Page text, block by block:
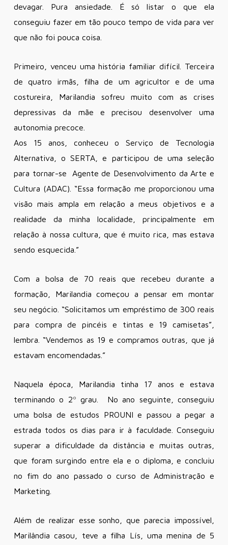
devagar. Pura ansiedade. É só listar o que ela
conseguiu fazer em tão pouco tempo de vida para ver
que não foi pouca coisa.
Primeiro, venceu uma história familiar difícil. Terceira
de quatro irmãs, filha de um agricultor e de uma
costureira, Marilandia sofreu muito com as crises
depressivas da mãe e precisou desenvolver uma
autonomia precoce.
Aos 15 anos, conheceu o Serviço de Tecnologia
Alternativa, o SERTA, e participou de uma seleção
para tornar-se Agente de Desenvolvimento da Arte e
Cultura (ADAC). “Essa formação me proporcionou uma
visão mais ampla em relação a meus objetivos e a
realidade da minha localidade, principalmente em
relação à nossa cultura, que é muito rica, mas estava
sendo esquecida.”
Com a bolsa de 70 reais que recebeu durante a
formação, Marilandia começou a pensar em montar
seu negócio. “Solicitamos um empréstimo de 300 reais
para compra de pincéis e tintas e 19 camisetas”,
lembra. “Vendemos as 19 e compramos outras, que já
estavam encomendadas.”
Naquela época, Marilandia tinha 17 anos e estava
terminando o 2º grau. No ano seguinte, conseguiu
uma bolsa de estudos PROUNI e passou a pegar a
estrada todos os dias para ir à faculdade. Conseguiu
superar a dificuldade da distância e muitas outras,
que foram surgindo entre ela e o diploma, e concluiu
no fim do ano passado o curso de Administração e
Marketing.
Além de realizar esse sonho, que parecia impossível,
Marilândia casou, teve a filha Lís, uma menina de 5